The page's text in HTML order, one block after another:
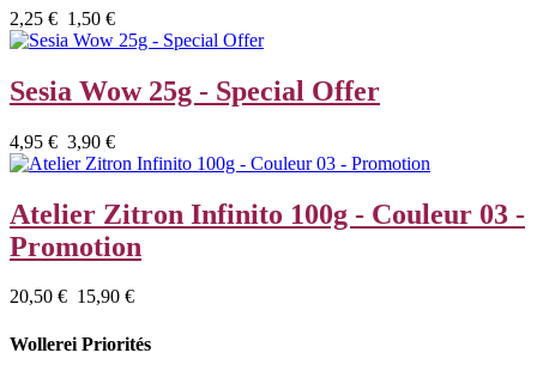
2,25 € 1,50 €
Sesia Wow 25g - Special Offer
4,95 € 3,90 €
Atelier Zitron Infinito 100g - Couleur 03 -
Promotion
20,50 € 15,90 €
Wollerei Priorités